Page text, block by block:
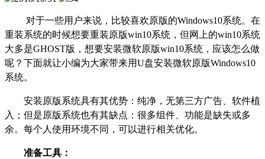
对于一些用户来说，比较喜欢原版的Windows10系统。在
重装系统的时候想要重装原版win10系统，但网上的win10系统
大多是GHOST版，想要安装微软原版win10系统，应该怎么做
呢？下面就让小编为大家带来用U盘安装微软原版Windows10
系统。
安装原版系统具有其优势：纯净，无第三方广告、软件植
入；但是原版系统也有其缺点：很多组件、功能是缺失或多
余。每个人使用环境不同，可以进行相关优化。
准备工具：